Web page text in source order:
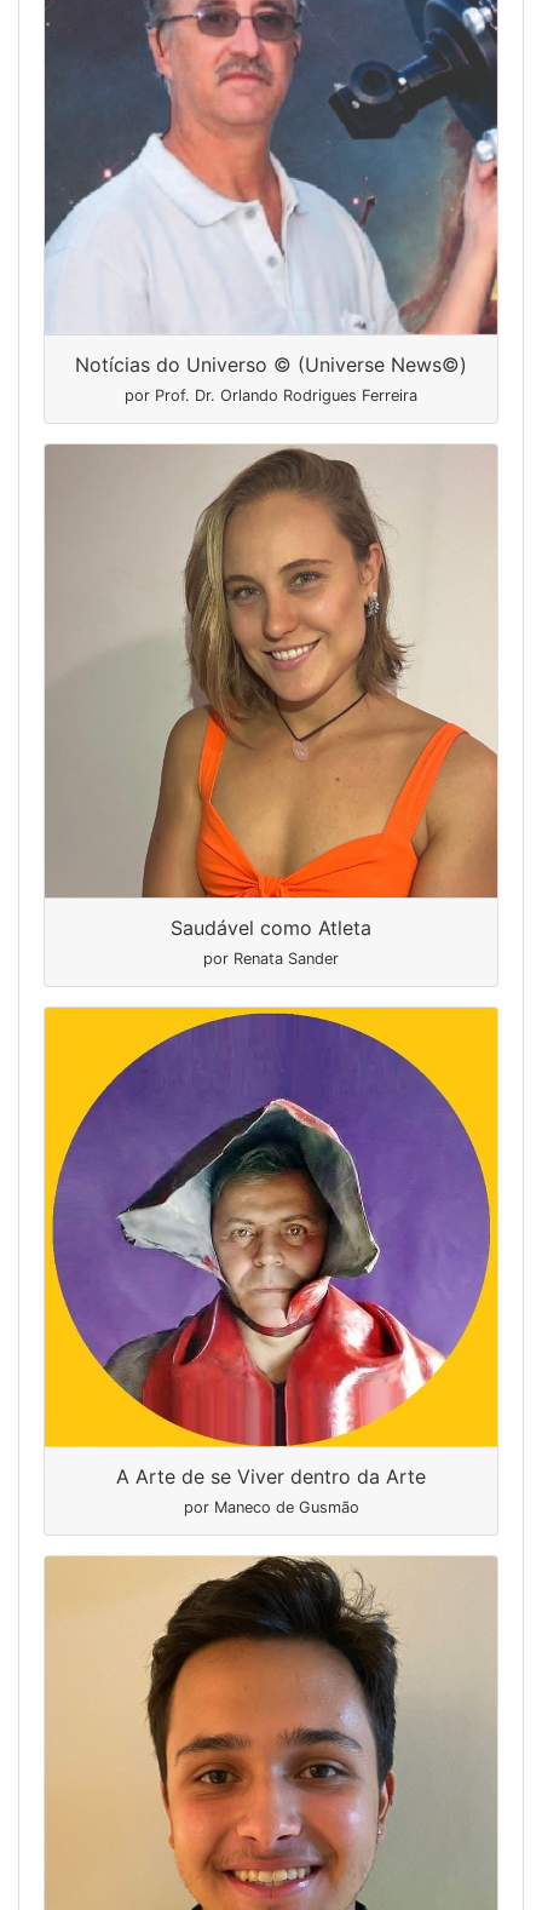
Notícias do Universo © (Universe News©)
por Prof. Dr. Orlando Rodrigues Ferreira
Saudável como Atleta
por Renata Sander
A Arte de se Viver dentro da Arte
por Maneco de Gusmão